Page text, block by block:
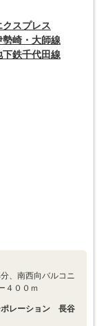
スプレス
勢崎・大師線
下鉄千代田線
、南西向バルコニ
４００ｍ
ポレーション 長谷